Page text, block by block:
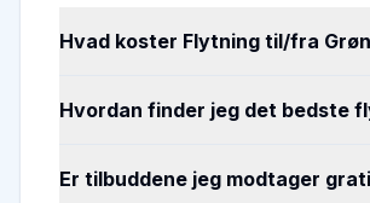
Hvad koster Flytning til/fra
Hvordan finder jeg det bedste
Er tilbuddene jeg modtager